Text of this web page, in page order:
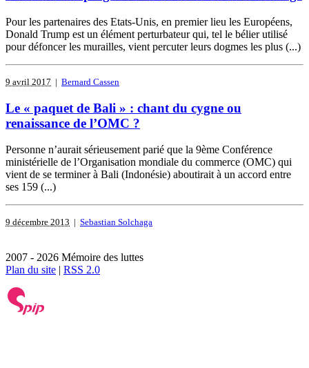
Pour les partenaires des Etats-Unis, en premier lieu les Européens,
Donald Trump est un élément perturbateur qui, tel le bélier utilisé
pour défoncer les murailles, vient percuter leurs dogmes les plus (...)
9 avril 2017 | Bernard Cassen
Le « paquet de Bali » : chant du cygne ou
renaissance de l’OMC ?
Personne n’aurait sérieusement parié que la 9ème Conférence
ministérielle de l’Organisation mondiale du commerce (OMC) qui
vient de se terminer à Bali (Indonésie) aboutirait à un accord entre
ses 159 (...)
9 décembre 2013 | Sebastian Solchaga
2007 - 2026 Mémoire des luttes
Plan du site | RSS 2.0